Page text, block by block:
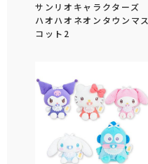
サンリオキャラクターズ
ハオハオネオンタウンマス
コット2